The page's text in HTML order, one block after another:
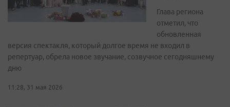
Глава региона
отметил, что
обновленная
версия спектакля, который долгое время не входил в
репертуар, обрела новое звучание, созвучное сегодняшнему
дню
11:28, 31 мая 2026